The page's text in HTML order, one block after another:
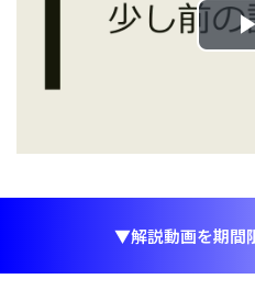
▼解説動画を期間